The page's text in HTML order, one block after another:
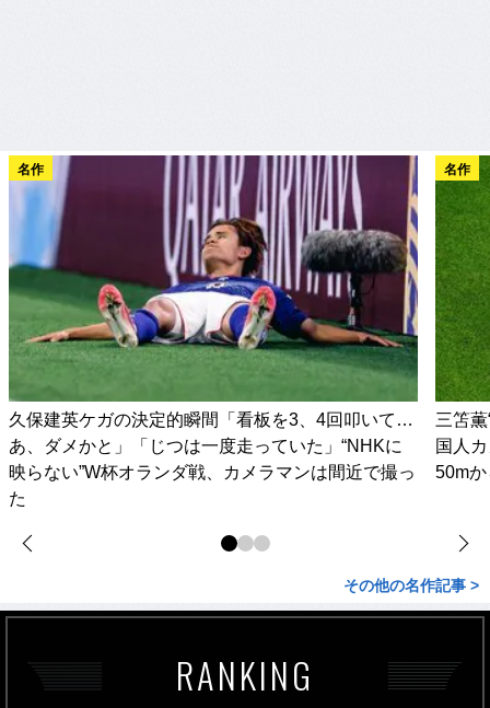
名作
久保建英ケガの決定的瞬間「看板を3、4回叩いて…
あ、ダメかと」「じつは一度走っていた」“NHKに
映らない”W杯オランダ戦、カメラマンは間近で撮っ
た
名作
三笘
国人
50m
その他の名作記事 >
RANKING